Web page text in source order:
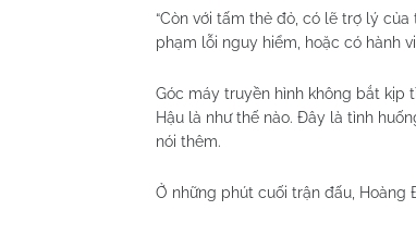
“Còn với tấm thẻ đỏ, có lẽ trợ lý
phạm lỗi nguy hiểm, hoặc có hành
Góc máy truyền hình không bắt kịp
Hậu là như thế nào. Đây là tình
nói thêm.
Ở những phút cuối trận đấu,